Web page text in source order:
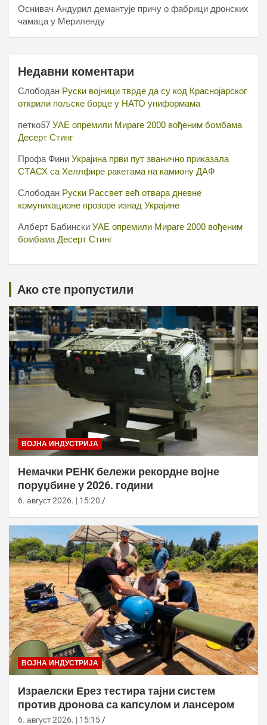
Оснивач Андурил демантује причу о фабрици дронских
чамаца у Мериленду
Недавни коментари
Слободан Руски војници тврде да су код Краснојарског
открили пољске борце у НАТО униформама
петко57 УАЕ опремили Мираге 2000 вођеним бомбама
Десерт Стинг
Профа Фини Украјина први пут званично приказала
СТАСХ са Хеллфире ракетама на камиону ДАФ
Слободан Руски Рассвет већ отвара дневне
комуникационе прозоре изнад Украјине
Алберт Бабински УАЕ опремили Мираге 2000 вођеним
бомбама Десерт Стинг
Ако сте пропустили
ВОЈНА ИНДУСТРИЈА
Немачки РЕНК бележи рекордне војне
поруџбине у 2026. години
6. август 2026. | 15:20
ВОЈНА ИНДУСТРИЈА
Израелски Ерез тестира тајни систем
против дронова са капсулом и лансером
6. август 2026. | 15:15